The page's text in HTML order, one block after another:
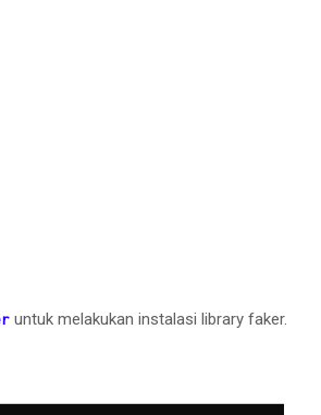
untuk melakukan instalasi library faker.